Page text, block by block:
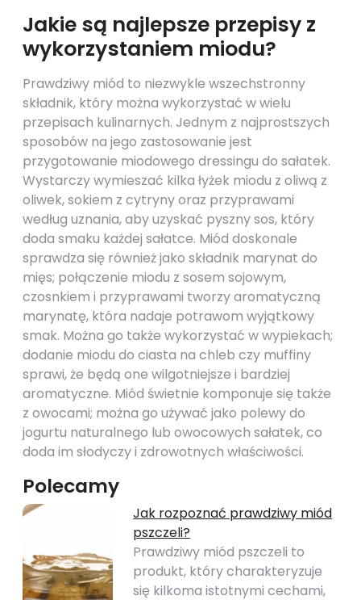
Jakie są najlepsze przepisy z
wykorzystaniem miodu?
Prawdziwy miód to niezwykle wszechstronny
składnik, który można wykorzystać w wielu
przepisach kulinarnych. Jednym z najprostszych
sposobów na jego zastosowanie jest
przygotowanie miodowego dressingu do sałatek.
Wystarczy wymieszać kilka łyżek miodu z oliwą z
oliwek, sokiem z cytryny oraz przyprawami
według uznania, aby uzyskać pyszny sos, który
doda smaku każdej sałatce. Miód doskonale
sprawdza się również jako składnik marynat do
mięs; połączenie miodu z sosem sojowym,
czosnkiem i przyprawami tworzy aromatyczną
marynatę, która nadaje potrawom wyjątkowy
smak. Można go także wykorzystać w wypiekach;
dodanie miodu do ciasta na chleb czy muffiny
sprawi, że będą one wilgotniejsze i bardziej
aromatyczne. Miód świetnie komponuje się także
z owocami; można go używać jako polewy do
jogurtu naturalnego lub owocowych sałatek, co
doda im słodyczy i zdrowotnych właściwości.
Polecamy
Jak rozpoznać prawdziwy miód
pszczeli?
Prawdziwy miód pszczeli to
produkt, który charakteryzuje
się kilkoma istotnymi cechami,